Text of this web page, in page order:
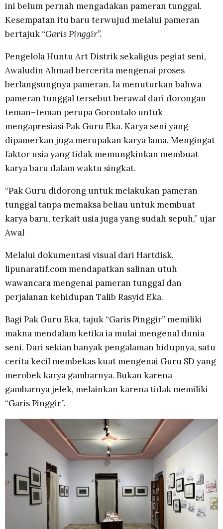
ini belum pernah mengadakan pameran tunggal.
Kesempatan itu baru terwujud melalui pameran
bertajuk “Garis Pinggir”.
Pengelola Huntu Art Distrik sekaligus pegiat seni,
Awaludin Ahmad bercerita mengenai proses
berlangsungnya pameran. Ia menuturkan bahwa
pameran tunggal tersebut berawal dari dorongan
teman–teman perupa Gorontalo untuk
mengapresiasi Pak Guru Eka. Karya seni yang
dipamerkan juga merupakan karya lama. Mengingat
faktor usia yang tidak memungkinkan membuat
karya baru dalam waktu singkat.
“Pak Guru didorong untuk melakukan pameran
tunggal tanpa memaksa beliau untuk membuat
karya baru, terkait usia juga yang sudah sepuh,” ujar
Awal
Melalui dokumentasi visual dari Hartdisk,
lipunaratif.com mendapatkan salinan utuh
wawancara mengenai pameran tunggal dan
perjalanan kehidupan Talib Rasyid Eka.
Bagi Pak Guru Eka, tajuk “Garis Pinggir” memiliki
makna mendalam ketika ia mulai mengenal dunia
seni. Dari sekian banyak pengalaman hidupnya, satu
cerita kecil membekas kuat mengenai Guru SD yang
merobek karya gambarnya. Bukan karena
gambarnya jelek, melainkan karena tidak memiliki
“Garis Pinggir”.